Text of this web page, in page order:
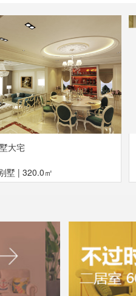
大宅
墅 | 320.0㎡